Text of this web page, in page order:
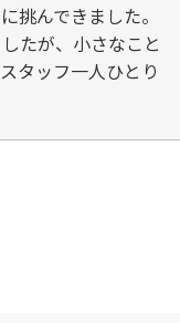
挑んできました。
たが、小さなこと
タッフ一人ひとり